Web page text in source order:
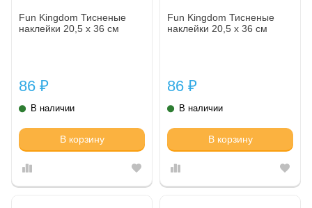
Fun Kingdom Тисненые
наклейки 20,5 х 36 см
86 ₽
В наличии
В корзину
Fun Kingdom Тисненые
наклейки 20,5 х 36 см
86 ₽
В наличии
В корзину